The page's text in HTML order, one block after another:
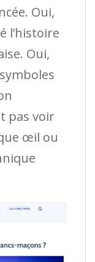
Oui,
l’histoire
Oui,
pas voir
œil ou